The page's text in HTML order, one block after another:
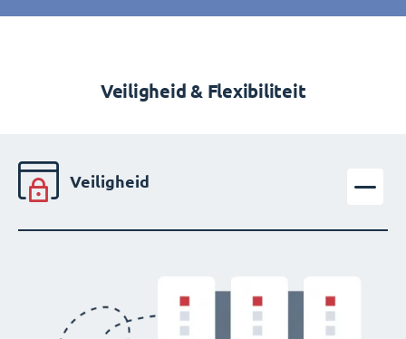
Veiligheid & Flexibiliteit
Veiligheid